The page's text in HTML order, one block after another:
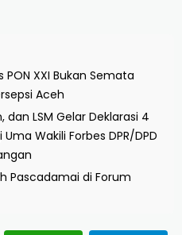
PON XXI Bukan Semata
Aceh
dan LSM Gelar Deklarasi 4
Wakili Forbes DPR/DPD
Pascadamai di Forum